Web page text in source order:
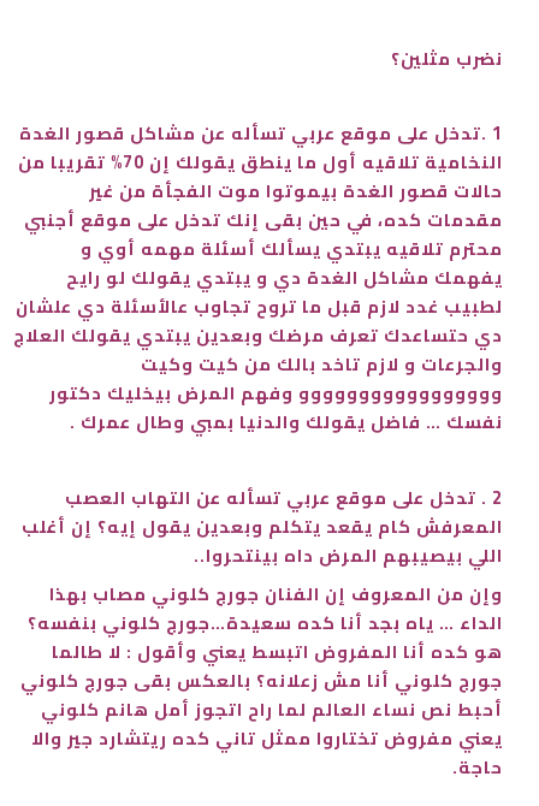
نضرب مثلين؟
1 .تدخل على موقع عربي تسأله عن مشاكل قصور الغدة
النخامية تلاقيه أول ما ينطق يقولك إن 70% تقريبا من
حالات قصور الغدة بيموتوا موت الفجأة من غير
مقدمات كده، في حين بقى إنك تدخل على موقع أجنبي
محترم تلاقيه يبتدي يسألك أسئلة مهمه أوي و
يفهمك مشاكل الغدة دي و يبتدي يقولك لو رايح
لطبيب غدد لازم قبل ما تروح تجاوب عالأسئلة دي علشان
دي حتساعدك تعرف مرضك وبعدين يبتدي يقولك العلاج
والجرعات و لازم تاخد بالك من كيت وكيت
ووووووووووووووووو وفهم المرض بيخليك دكتور
نفسك … فاضل يقولك والدنيا بمبي وطال عمرك .
2 . تدخل على موقع عربي تسأله عن التهاب العصب
المعرفش كام يقعد يتكلم وبعدين يقول إيه؟ إن أغلب
اللي بيصيبهم المرض داه بينتحروا..
وإن من المعروف إن الفنان جورج كلوني مصاب بهذا
الداء … ياه بجد أنا كده سعيدة…جورج كلوني بنفسه؟
هو كده أنا المفروض اتبسط يعني وأقول : لا طالما
جورج كلوني أنا مش زعلانه؟ بالعكس بقى جورج كلوني
أحبط نص نساء العالم لما راح اتجوز أمل هانم كلوني
يعني مفروض تختاروا ممثل تاني كده ريتشارد جير والا
حاجة.